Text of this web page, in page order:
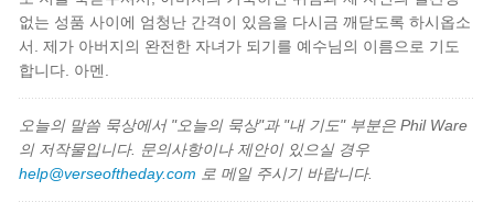
없는 성품 사이에 엄청난 간격이 있음을 다시금 깨닫도록 하시옵소
서. 제가 아버지의 완전한 자녀가 되기를 예수님의 이름으로 기도
합니다. 아멘.
오늘의 말씀 묵상에서 "오늘의 묵상"과 "내 기도" 부분은 Phil Ware
의 저작물입니다. 문의사항이나 제안이 있으실 경우
help@verseoftheday.com 로 메일 주시기 바랍니다.